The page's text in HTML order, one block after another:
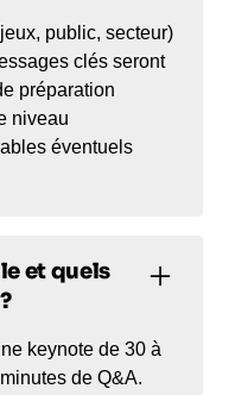
public, secteur)
clés seront
préparation
niveau
éventuels
et quels
keynote de 30 à
de Q&A.